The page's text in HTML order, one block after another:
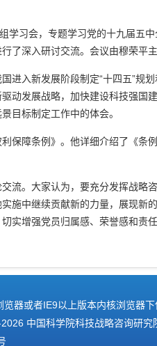
学习会，专题学习党的十九届五
了深入研讨交流。会议由穆荣平主
进入新发展阶段制定“十四五”规划
动发展战略，加快建设科技强
目标制定工作中的体会。
保障条例》。他详细介绍了《
流。大家认为，要充分发挥战略
施中继续贡献新的力量，展现新
实增强党员归属感、荣誉感和责
览器或者IE9以上版本内核浏览器下
2026 中国科学院科技战略咨询研究